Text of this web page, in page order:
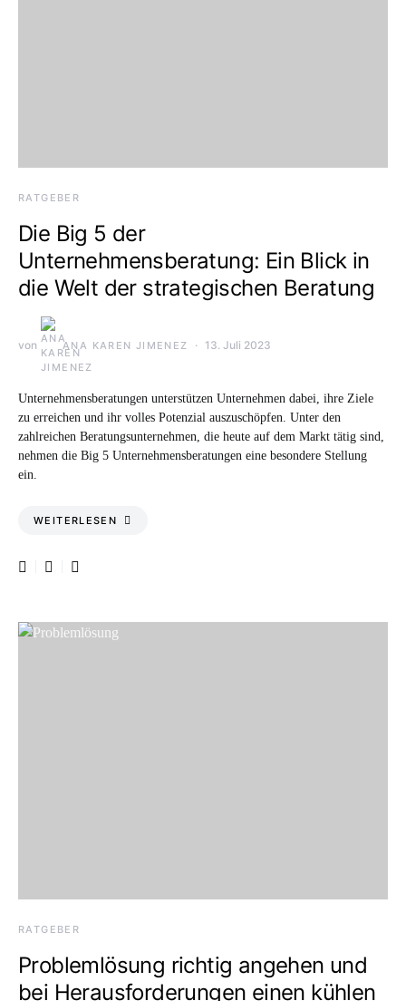
RATGEBER
Die Big 5 der
Unternehmensberatung: Ein Blick in
die Welt der strategischen Beratung
von ANA KAREN JIMENEZ 13. Juli 2023
Unternehmensberatungen unterstützen Unternehmen dabei, ihre Ziele
zu erreichen und ihr volles Potenzial auszuschöpfen. Unter den
zahlreichen Beratungsunternehmen, die heute auf dem Markt tätig sind,
nehmen die Big 5 Unternehmensberatungen eine besondere Stellung
ein.
WEITERLESEN
RATGEBER
Problemlösung richtig angehen und
bei Herausforderungen einen kühlen